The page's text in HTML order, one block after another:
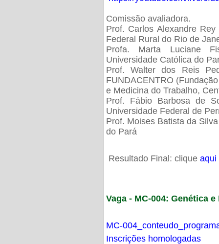
Comissão avaliadora.
Prof. Carlos Alexandre
Federal Rural do Rio de
Profa. Marta Luciane
Universidade Católica do
Prof. Walter dos Reis
FUNDACENTRO
e Medicina do Trabalho,
Prof. Fábio Barbosa de
Universidade Federal de
Prof. Moises Batista da
do Pará
Resultado Final: clique aqui
Vaga - MC-004: Genética
MC-
Inscrições homologadas